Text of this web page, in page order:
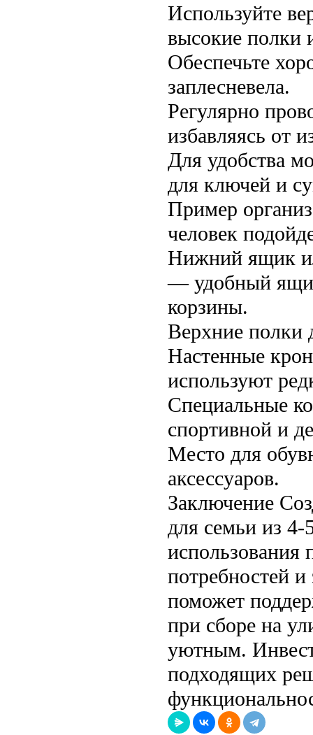
Используйте
высокие полки
Обеспечьте
заплесневела.
Регулярно
избавляясь от
Для удобства
для ключей и
Пример
человек
Нижний ящик
— удобный
корзины.
Верхние полки
Настенные
используют
Специальные
спортивной и
Место для
аксессуаров.
Заключение
для семьи из 4-
использования
потребностей
поможет
при сборе на
уютным.
подходящих